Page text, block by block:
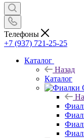
Телефоны
+7 (937) 721-25-25
Каталог
Назад
Каталог